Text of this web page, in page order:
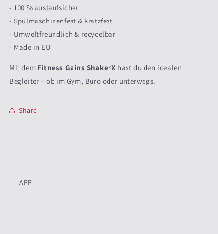
- 100 % auslaufsicher
- Spülmaschinenfest & kratzfest
- Umweltfreundlich & recycelbar
- Made in EU
Mit dem Fitness Gains ShakerX hast du den idealen
Begleiter – ob im Gym, Büro oder unterwegs.
Share
APP